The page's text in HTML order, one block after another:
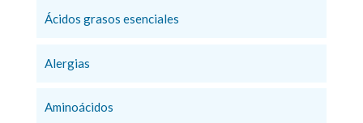
Ácidos grasos esenciales
Alergias
Aminoácidos